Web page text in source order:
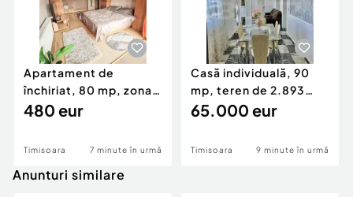
Apartament de
închiriat, 80 mp, zona
Badea Cartan
480 eur
Timisoara 7 minute în urmă
Casă individuală, 90
mp, teren de 2.893
mp, zona Rudna
65.000 eur
Timisoara 9 minute în urmă
Anunturi similare